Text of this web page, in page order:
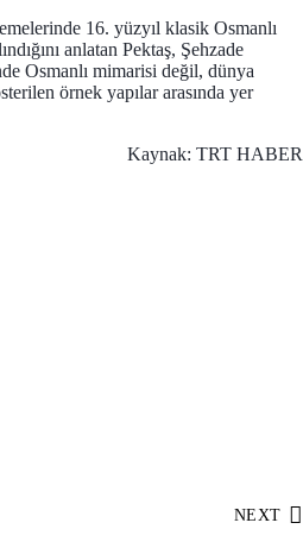
16. yüzyıl klasik Osmanlı
anlatan Pektaş, Şehzade
Osmanlı mimarisi değil, dünya
örnek yapılar arasında yer
Kaynak: TRT HABER
NEXT